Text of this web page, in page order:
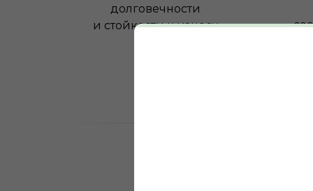
долговечности
и стойкости к износу